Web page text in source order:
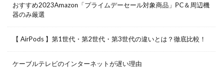
おすすめ2023Amazon「プライムデーセール対象商品」PC＆周辺機
器のみ厳選
【 AirPods 】第1世代・第2世代・第3世代の違いとは？徹底比較！
ケーブルテレビのインターネットが遅い理由